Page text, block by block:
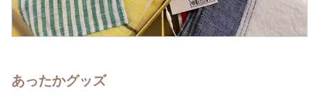
あったかグッズ